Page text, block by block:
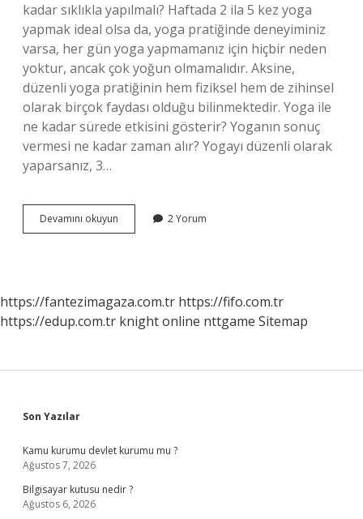
kadar sıklıkla yapılmalı? Haftada 2 ila 5 kez yoga
yapmak ideal olsa da, yoga pratiğinde deneyiminiz
varsa, her gün yoga yapmamanız için hiçbir neden
yoktur, ancak çok yoğun olmamalıdır. Aksine,
düzenli yoga pratiğinin hem fiziksel hem de zihinsel
olarak birçok faydası olduğu bilinmektedir. Yoga ile
ne kadar sürede etkisini gösterir? Yoganın sonuç
vermesi ne kadar zaman alır? Yogayı düzenli olarak
yaparsanız, 3…
Devamını okuyun
Kaç
2 Yorum
https://fantezimagaza.com.tr https://fifo.com.tr
https://edup.com.tr knight online nttgame Sitemap
Sidebar
Son Yazılar
Kamu kurumu devlet kurumu mu ?
Ağustos 7, 2026
Bilgisayar kutusu nedir ?
Ağustos 6, 2026